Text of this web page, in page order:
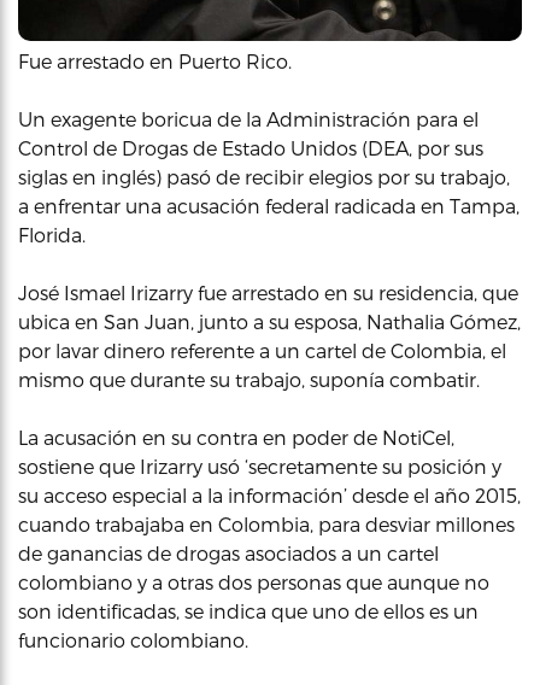
Fue arrestado en Puerto Rico.
Un exagente boricua de la Administración para el
Control de Drogas de Estado Unidos (DEA, por sus
siglas en inglés) pasó de recibir elegios por su trabajo,
a enfrentar una acusación federal radicada en Tampa,
Florida.
José Ismael Irizarry fue arrestado en su residencia, que
ubica en San Juan, junto a su esposa, Nathalia Gómez,
por lavar dinero referente a un cartel de Colombia, el
mismo que durante su trabajo, suponía combatir.
La acusación en su contra en poder de NotiCel,
sostiene que Irizarry usó ‘secretamente su posición y
su acceso especial a la información’ desde el año 2015,
cuando trabajaba en Colombia, para desviar millones
de ganancias de drogas asociados a un cartel
colombiano y a otras dos personas que aunque no
son identificadas, se indica que uno de ellos es un
funcionario colombiano.